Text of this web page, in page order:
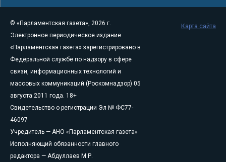
© «Парламентская газета», 2026 г.
Электронное периодическое издание
«Парламентская газета» зарегистрировано в
Федеральной службе по надзору в сфере
связи, информационных технологий и
массовых коммуникаций (Роскомнадзор) 05
августа 2011 года. 18+
Свидетельство о регистрации Эл № ФС77-
46097
Учредитель — АНО «Парламентская газета»
Исполняющий обязанности главного
редактора — Абдуллаев М.Р.
Карта сайта